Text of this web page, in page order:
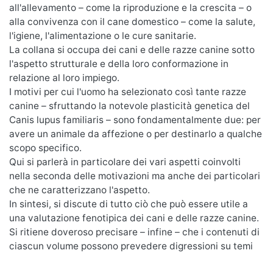
all'allevamento – come la riproduzione e la crescita – o
alla convivenza con il cane domestico – come la salute,
l'igiene, l'alimentazione o le cure sanitarie.
La collana si occupa dei cani e delle razze canine sotto
l'aspetto strutturale e della loro conformazione in
relazione al loro impiego.
I motivi per cui l'uomo ha selezionato così tante razze
canine – sfruttando la notevole plasticità genetica del
Canis lupus familiaris – sono fondamentalmente due: per
avere un animale da affezione o per destinarlo a qualche
scopo specifico.
Qui si parlerà in particolare dei vari aspetti coinvolti
nella seconda delle motivazioni ma anche dei particolari
che ne caratterizzano l'aspetto.
In sintesi, si discute di tutto ciò che può essere utile a
una valutazione fenotipica dei cani e delle razze canine.
Si ritiene doveroso precisare – infine – che i contenuti di
ciascun volume possono prevedere digressioni su temi